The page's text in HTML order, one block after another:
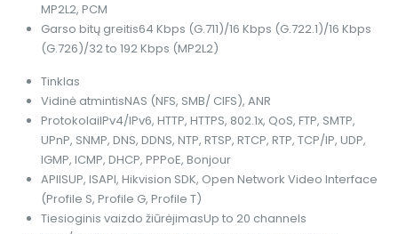
MP2L2, PCM
Garso bitų greitis64 Kbps (G.711)/16 Kbps (G.722.1)/16 Kbps
(G.726)/32 to 192 Kbps (MP2L2)
Tinklas
Vidinė atmintisNAS (NFS, SMB/ CIFS), ANR
ProtokolaiIPv4/IPv6, HTTP, HTTPS, 802.1x, QoS, FTP, SMTP,
UPnP, SNMP, DNS, DDNS, NTP, RTSP, RTCP, RTP, TCP/IP, UDP,
IGMP, ICMP, DHCP, PPPoE, Bonjour
APIISUP, ISAPI, Hikvision SDK, Open Network Video Interface
(Profile S, Profile G, Profile T)
Tiesioginis vaizdo žiūrėjimasUp to 20 channels